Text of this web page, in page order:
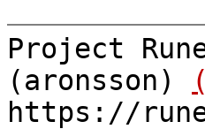
Project
(aronsson)
https://